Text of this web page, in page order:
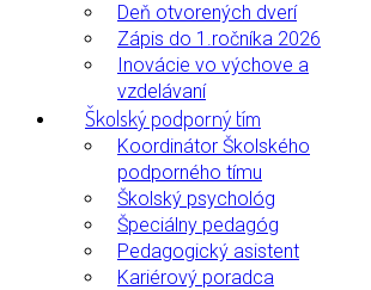
Deň otvorených dverí
Zápis do 1.ročníka 2026
Inovácie vo výchove a
vzdelávaní
Školský podporný tím
Koordinátor Školského
podporného tímu
Školský psychológ
Špeciálny pedagóg
Pedagogický asistent
Kariérový poradca